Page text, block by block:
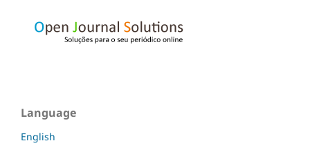
Language
English